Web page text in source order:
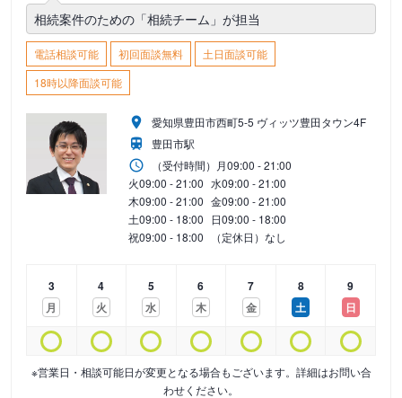
相続案件のための「相続チーム」が担当
電話相談可能 初回面談無料
土日面談可能
18時以降面談可能
愛知県豊田市西町5-5 ヴィッツ豊田タウン4F
豊田市駅
（受付時間） 月09:00 - 21:00
火09:00 - 21:00 水09:00 - 21:00
木09:00 - 21:00 金09:00 - 21:00
土09:00 - 18:00 日09:00 - 18:00
祝09:00 - 18:00 （定休日）なし
3
月
4
火
5
水
6
木
7
金
8
土
9
日
※営業日・相談可能日が変更となる場合もございます。詳細はお問い合
わせください。